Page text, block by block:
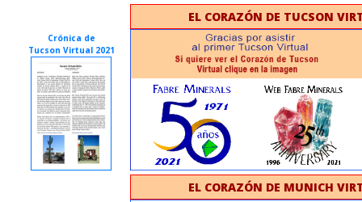
Crónica de
Tucson Virtual 2021
EL CORAZÓN DE TUCSON
EL CORAZÓN DE MUNICH